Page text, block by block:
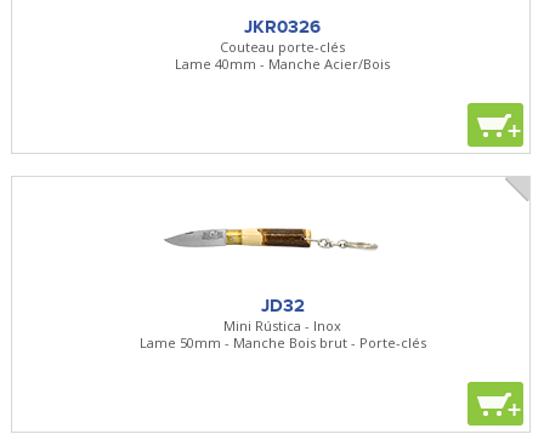
JKR0326
Couteau porte-clés
Lame 40mm - Manche Acier/Bois
+
JD32
Mini Rústica - Inox
Lame 50mm - Manche Bois brut - Porte-clés
+